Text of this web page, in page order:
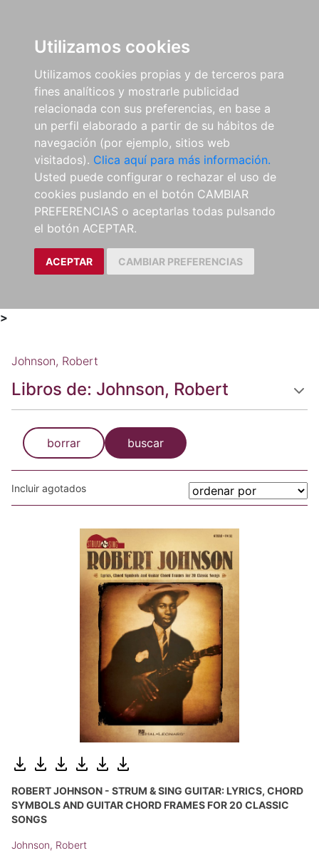
Utilizamos cookies
Utilizamos cookies propias y de terceros para
fines analíticos y mostrarle publicidad
relacionada con sus preferencias, en base a
un perfil elaborado a partir de su hábitos de
navegación (por ejemplo, sitios web
visitados). Clica aquí para más información.
Usted puede configurar o rechazar el uso de
cookies puslando en el botón CAMBIAR
PREFERENCIAS o aceptarlas todas pulsando
el botón ACEPTAR.
ACEPTAR CAMBIAR PREFERENCIAS
>
Johnson, Robert
Libros de: Johnson, Robert
borrar buscar
Incluir agotados
ROBERT JOHNSON - STRUM & SING GUITAR: LYRICS, CHORD
SYMBOLS AND GUITAR CHORD FRAMES FOR 20 CLASSIC
SONGS
Johnson, Robert